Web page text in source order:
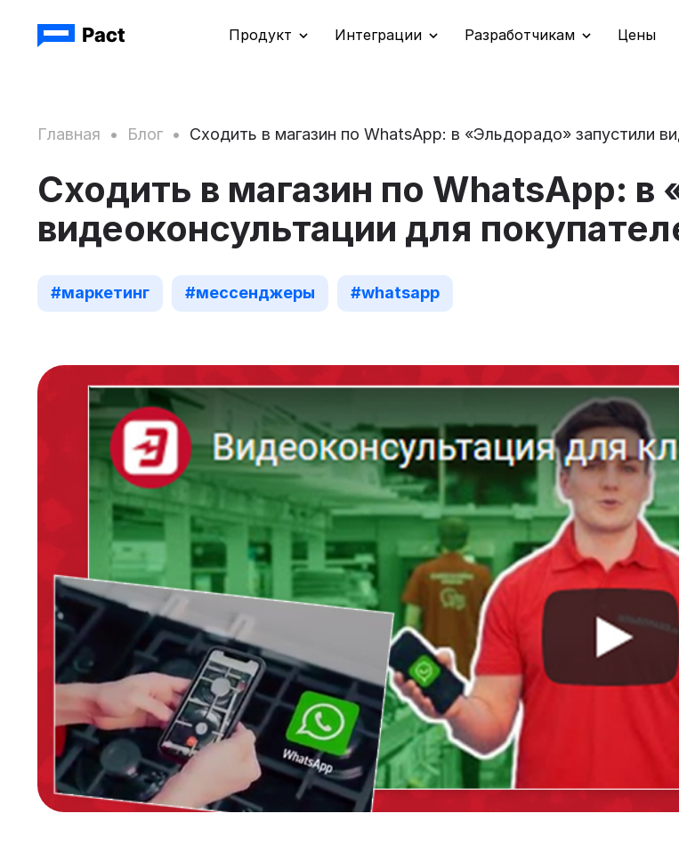
Продукт Интеграции Разработчикам Цены
Главная • Блог • Сходить в магазин по WhatsApp: в «Эльдорадо» запустили
Сходить в магазин по WhatsApp: в
видеоконсультации для
#маркетинг #мессенджеры #whatsapp